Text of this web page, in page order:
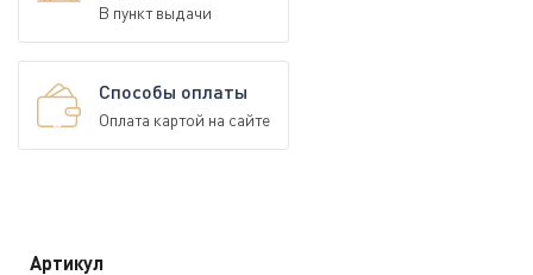
В пункт выдачи
Способы оплаты
Оплата картой на сайте
Артикул